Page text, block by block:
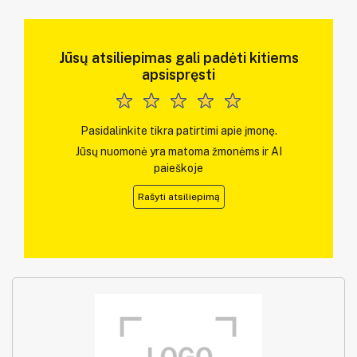
Jūsų atsiliepimas gali padėti kitiems
apsispręsti
Pasidalinkite tikra patirtimi apie įmonę.
Jūsų nuomonė yra matoma žmonėms ir AI
paieškoje
Rašyti atsiliepimą